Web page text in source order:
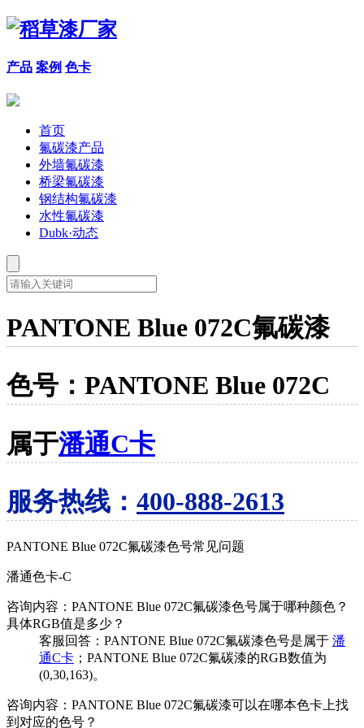
产品 案例 色卡
首页
氟碳漆产品
外墙氟碳漆
桥梁氟碳漆
钢结构氟碳漆
水性氟碳漆
Dubk·动态
PANTONE Blue 072C氟碳漆
色号：PANTONE Blue 072C
属于潘通C卡
服务热线： 400-888-2613
PANTONE Blue 072C氟碳漆色号常见问题
潘通色卡-C
咨询内容：PANTONE Blue 072C氟碳漆色号属于哪种颜色？
具体RGB值是多少？
客服回答：PANTONE Blue 072C氟碳漆色号是属于 潘
通C卡 ；PANTONE Blue 072C氟碳漆的RGB数值为
(0,30,163)。
咨询内容：PANTONE Blue 072C氟碳漆可以在哪本色卡上找
到对应的色号？